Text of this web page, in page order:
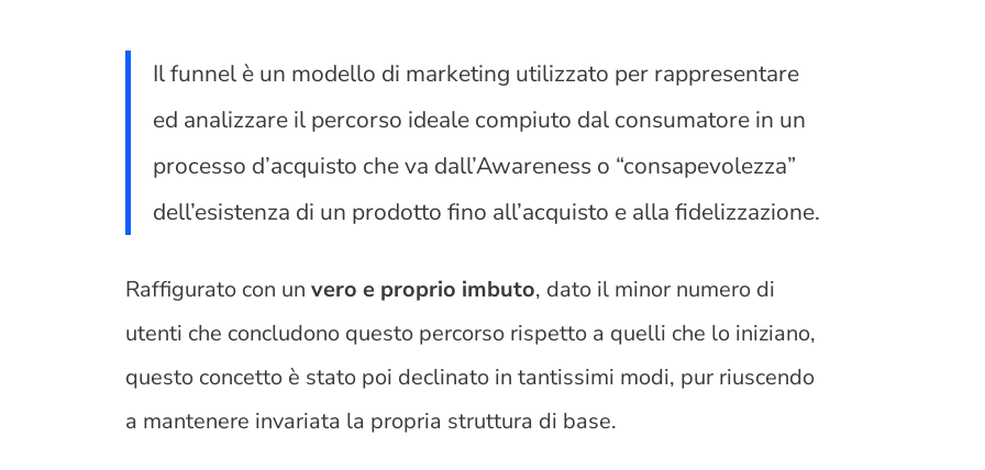
Il funnel è un modello di marketing utilizzato per rappresentare
ed analizzare il percorso ideale compiuto dal consumatore in un
processo d’acquisto che va dall’Awareness o “consapevolezza”
dell’esistenza di un prodotto fino all’acquisto e alla fidelizzazione.
Raffigurato con un vero e proprio imbuto, dato il minor numero di
utenti che concludono questo percorso rispetto a quelli che lo iniziano,
questo concetto è stato poi declinato in tantissimi modi, pur riuscendo
a mantenere invariata la propria struttura di base.